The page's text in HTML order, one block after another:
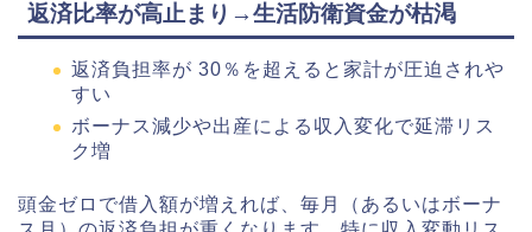
返済比率が高止まり→生活防衛資金が枯渇
返済負担率が 30％を超えると家計が圧迫されや
すい
ボーナス減少や出産による収入変化で延滞リス
ク増
頭金ゼロで借入額が増えれば、毎月（あるいはボーナ